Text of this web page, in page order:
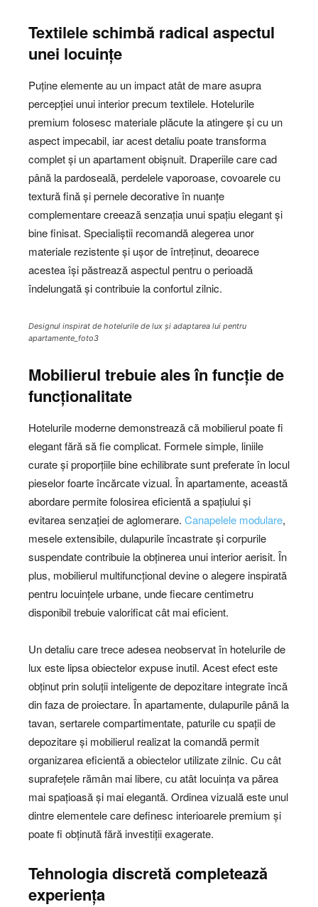
Textilele schimbă radical aspectul
unei locuințe
Puține elemente au un impact atât de mare asupra
percepției unui interior precum textilele. Hotelurile
premium folosesc materiale plăcute la atingere și cu un
aspect impecabil, iar acest detaliu poate transforma
complet și un apartament obișnuit. Draperiile care cad
până la pardoseală, perdelele vaporoase, covoarele cu
textură fină și pernele decorative în nuanțe
complementare creează senzația unui spațiu elegant și
bine finisat. Specialiștii recomandă alegerea unor
materiale rezistente și ușor de întreținut, deoarece
acestea își păstrează aspectul pentru o perioadă
îndelungată și contribuie la confortul zilnic.
Designul inspirat de hotelurile de lux și adaptarea lui pentru
apartamente_foto3
Mobilierul trebuie ales în funcție de
funcționalitate
Hotelurile moderne demonstrează că mobilierul poate fi
elegant fără să fie complicat. Formele simple, liniile
curate și proporțiile bine echilibrate sunt preferate în locul
pieselor foarte încărcate vizual. În apartamente, această
abordare permite folosirea eficientă a spațiului și
evitarea senzației de aglomerare. Canapelele modulare,
mesele extensibile, dulapurile încastrate și corpurile
suspendate contribuie la obținerea unui interior aerisit. În
plus, mobilierul multifuncțional devine o alegere inspirată
pentru locuințele urbane, unde fiecare centimetru
disponibil trebuie valorificat cât mai eficient.
Un detaliu care trece adesea neobservat în hotelurile de
lux este lipsa obiectelor expuse inutil. Acest efect este
obținut prin soluții inteligente de depozitare integrate încă
din faza de proiectare. În apartamente, dulapurile până la
tavan, sertarele compartimentate, paturile cu spații de
depozitare și mobilierul realizat la comandă permit
organizarea eficientă a obiectelor utilizate zilnic. Cu cât
suprafețele rămân mai libere, cu atât locuința va părea
mai spațioasă și mai elegantă. Ordinea vizuală este unul
dintre elementele care definesc interioarele premium și
poate fi obținută fără investiții exagerate.
Tehnologia discretă completează
experiența